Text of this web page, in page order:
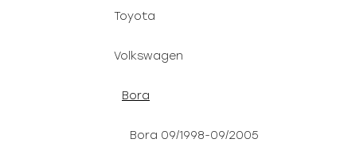
Toyota
Volkswagen
Bora
Bora 09/1998-09/2005